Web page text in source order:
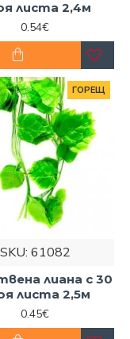
листа 2,4м
0.54€
ГОРЕЩ
SKU: 61082
лиана с 30
листа 2,5м
0.45€